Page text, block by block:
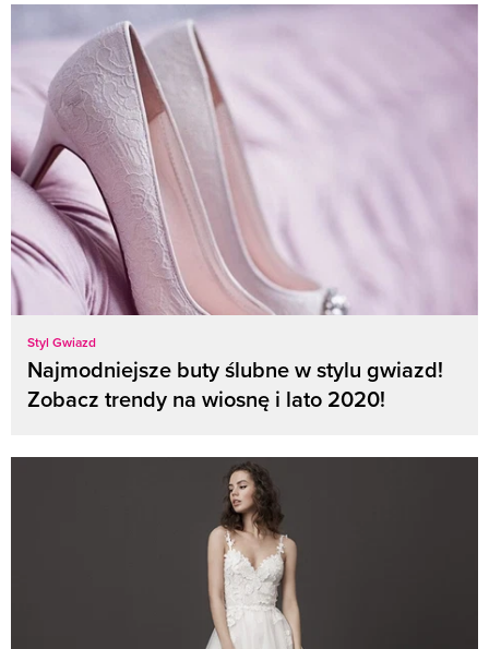
Styl Gwiazd
Najmodniejsze buty ślubne w stylu gwiazd!
Zobacz trendy na wiosnę i lato 2020!